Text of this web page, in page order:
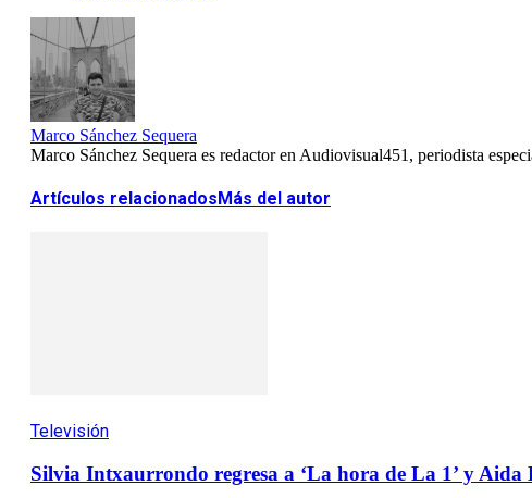
Marco Sánchez Sequera
Marco Sánchez Sequera es redactor en Audiovisual451, periodista
Artículos relacionadosMás del autor
Televisión
Silvia Intxaurrondo regresa a ‘La hora de La 1’ y Aida